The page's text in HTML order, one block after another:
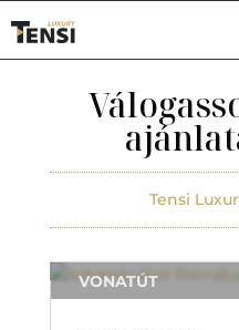
Tensi
VONATÚT